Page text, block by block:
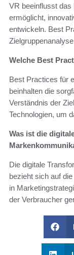
VR beeinflusst das
ermöglicht,
entwickeln. Best
Welche Best
Best Practices für
beinhalten die
Verständnis der
Technologien, um
Was ist die
Die digitale
bezieht sich auf
in
der Verbraucher